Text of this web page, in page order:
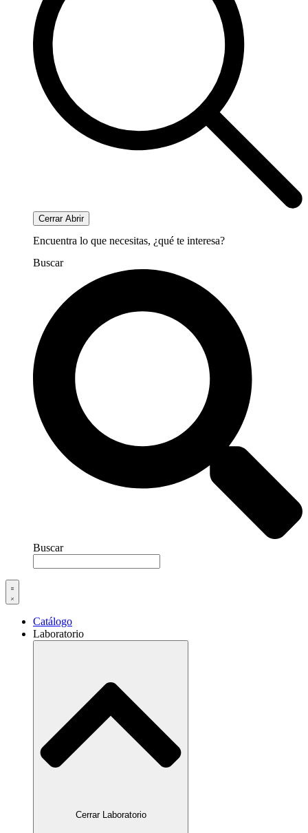
Cerrar Abrir
Encuentra lo que necesitas, ¿qué te interesa?
Buscar
Buscar
Catálogo
Laboratorio
Cerrar Laboratorio